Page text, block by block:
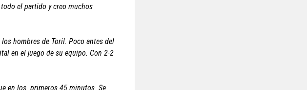
el partido y creo muchos
hombres de Toril. Poco antes del
en el juego de su equipo. Con 2-2
en los primeros 45 minutos. Se